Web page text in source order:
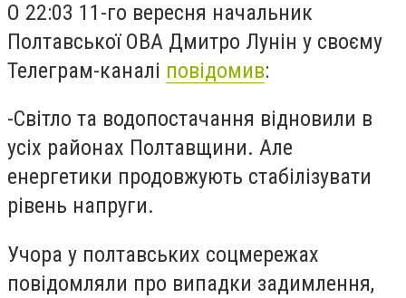
О 22:03 11-го вересня начальник
Полтавської ОВА Дмитро Лунін у своєму
Телеграм-каналі повідомив:
-Світло та водопостачання відновили в
усіх районах Полтавщини. Але
енергетики продовжують стабілізувати
рівень напруги.
Учора у полтавських соцмережах
повідомляли про випадки задимлення,